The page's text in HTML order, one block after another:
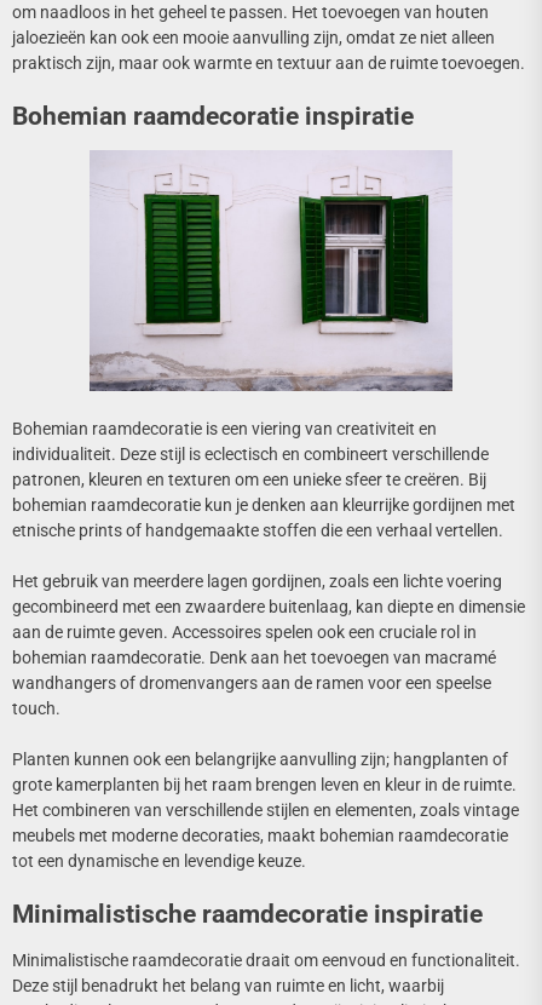
om naadloos in het geheel te passen. Het toevoegen van houten
jaloezieën kan ook een mooie aanvulling zijn, omdat ze niet alleen
praktisch zijn, maar ook warmte en textuur aan de ruimte toevoegen.
Bohemian raamdecoratie inspiratie
Bohemian raamdecoratie is een viering van creativiteit en
individualiteit. Deze stijl is eclectisch en combineert verschillende
patronen, kleuren en texturen om een unieke sfeer te creëren. Bij
bohemian raamdecoratie kun je denken aan kleurrijke gordijnen met
etnische prints of handgemaakte stoffen die een verhaal vertellen.
Het gebruik van meerdere lagen gordijnen, zoals een lichte voering
gecombineerd met een zwaardere buitenlaag, kan diepte en dimensie
aan de ruimte geven. Accessoires spelen ook een cruciale rol in
bohemian raamdecoratie. Denk aan het toevoegen van macramé
wandhangers of dromenvangers aan de ramen voor een speelse
touch.
Planten kunnen ook een belangrijke aanvulling zijn; hangplanten of
grote kamerplanten bij het raam brengen leven en kleur in de ruimte.
Het combineren van verschillende stijlen en elementen, zoals vintage
meubels met moderne decoraties, maakt bohemian raamdecoratie
tot een dynamische en levendige keuze.
Minimalistische raamdecoratie inspiratie
Minimalistische raamdecoratie draait om eenvoud en functionaliteit.
Deze stijl benadrukt het belang van ruimte en licht, waarbij